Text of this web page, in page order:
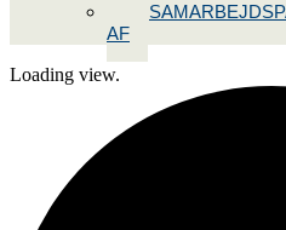
AF
Loading view.